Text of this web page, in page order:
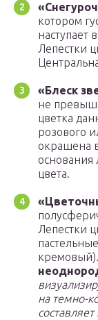
котором
наступает
Лепестки
«Блеск
не
цветка
розового
окрашена
основания
цвета.
Лепестки
кремовый).
на темно-